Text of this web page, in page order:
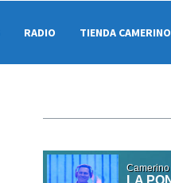
RADIO TIENDA CAMERINO